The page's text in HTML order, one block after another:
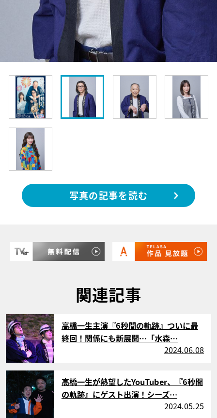
写真の記事を読む
関連記事
サムネイル
高橋一生主演『6秒間の軌跡』ついに最
終回！関係にも新展開…「水森…
2024.06.08
サムネイル
高橋一生が熱望したYouTuber、『6秒間
の軌跡』にゲスト出演！シーズ…
2024.05.25